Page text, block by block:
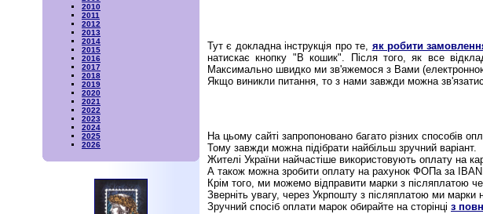
2010
2011
2012
2013
2014
2015
2016
2017
2018
2019
2020
2021
2022
2023
2024
2025
2026
Тут є докладна інструкція про те, як робити
натискає кнопку "В кошик". Після того, як все
Максимально швидко ми зв'яжемося з Вами
Якщо виникли питання, то з нами завжди можна
На цьому сайті запропоновано багато різних способів
Тому завжди можна підібрати найбільш зручний варіант.
Жителі України найчастіше використовують оплату на
А також можна зробити оплату на рахунок ФОПа за
Крім того, ми можемо відправити марки з післяплатою
Зверніть увагу, через Укрпошту з післяплатою ми марки
Зручний спосіб оплати марок обирайте на сторінці з